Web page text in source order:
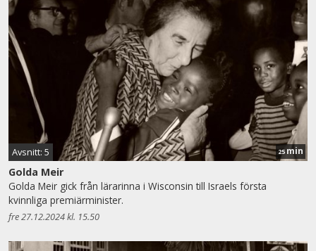
Avsnitt: 5 25 min
Golda Meir
Golda Meir gick från lärarinna i Wisconsin till Israels första
kvinnliga premiärminister.
fre 27.12.2024 kl. 15.50